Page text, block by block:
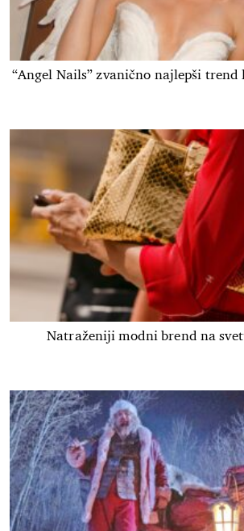
“Angel Nails” zvanično najlepši
Natraženiji modni brend na